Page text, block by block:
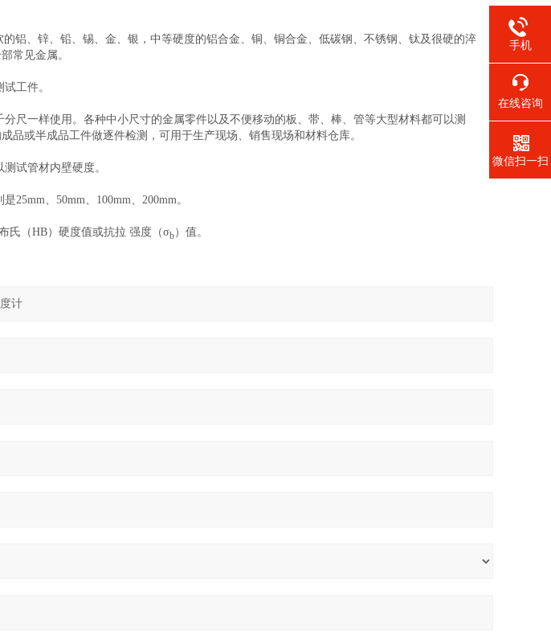
铝、锌、铅、锡、金、银，中等硬度的铝合金、铜、铜合金、低碳钢、不锈钢、钛及很硬的淬
常见金属。
工件。
尺一样使用。各种中小尺寸的金属零件以及不便移动的板、带、棒、管等大型材料都可以测
品或半成品工件做逐件检测，可用于生产现场、销售现场和材料仓库。
试管材内壁硬度。
是25mm、 50mm、 100mm、 200mm。
氏（HB）硬度值或抗拉 强度（σb）值。
手机
在线咨询
微信扫一扫